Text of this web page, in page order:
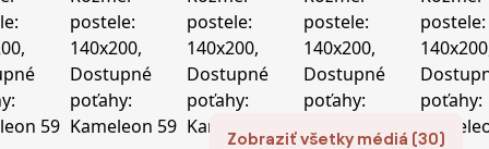
Zobraziť všetky médiá (30)